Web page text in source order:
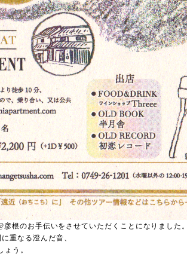
根のお手伝いをさせていただくことになりました。
重なる澄んだ音、
ょう。